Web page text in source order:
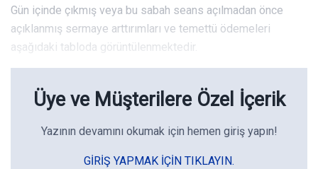
Gün içinde çıkmış veya bu sabah seans açılmadan önce
açıklanmış sermaye arttırımları ve temettü ödemeleri
aşağıdaki tabloda görüntülenmektedir.
Üye ve Müşterilere Özel İçerik
Yazının devamını okumak için hemen giriş yapın!
GIRIŞ YAPMAK IÇIN TIKLAYIN.